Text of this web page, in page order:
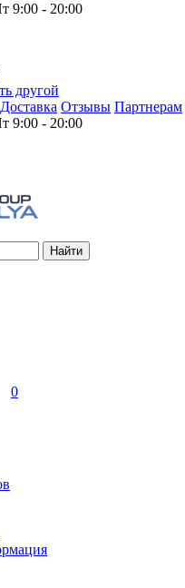
9:00 - 20:00
другой
Доставка Отзывы Партнерам
9:00 - 20:00
Найти
0